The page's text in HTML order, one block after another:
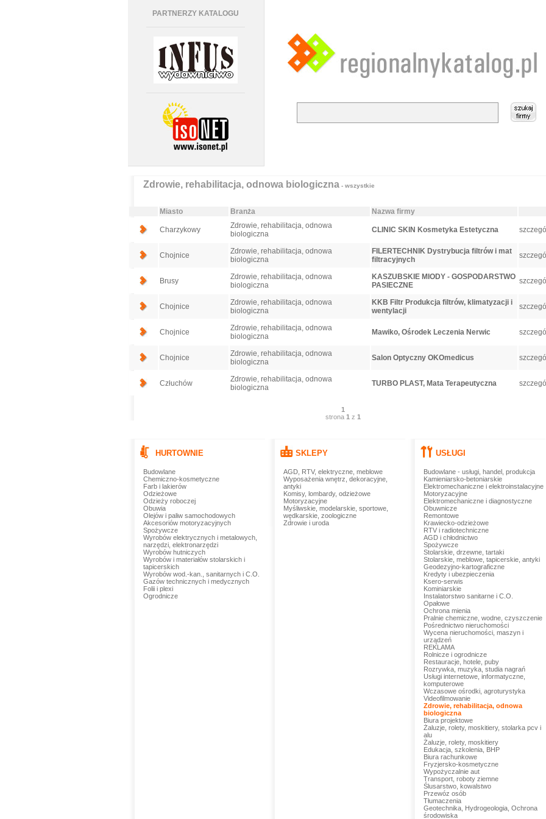
PARTNERZY KATALOGU
Zdrowie, rehabilitacja, odnowa biologiczna- wszystkie
Miasto Branża Nazwa firmy
Charzykowy
Zdrowie, rehabilitacja, odnowa
biologiczna
CLINIC SKIN Kosmetyka Estetyczna
Chojnice
Zdrowie, rehabilitacja, odnowa
biologiczna
FILERTECHNIK Dystrybucja filtrów i mat
filtracyjnych
Brusy
Zdrowie, rehabilitacja, odnowa
biologiczna
KASZUBSKIE MIODY - GOSPODARSTWO
PASIECZNE
Chojnice
Zdrowie, rehabilitacja, odnowa
biologiczna
KKB Filtr Produkcja filtrów, klimatyzacji i
wentylacji
Chojnice
Zdrowie, rehabilitacja, odnowa
biologiczna
Mawiko, Ośrodek Leczenia Nerwic
Chojnice
Zdrowie, rehabilitacja, odnowa
biologiczna
Salon Optyczny OKOmedicus
Człuchów
Zdrowie, rehabilitacja, odnowa
biologiczna
TURBO PLAST, Mata Terapeutyczna
1
strona 1 z 1
HURTOWNIE
Budowlane
Chemiczno-kosmetyczne
Farb i lakierów
Odzieżowe
Odzieży roboczej
Obuwia
Olejów i paliw samochodowych
Akcesoriów motoryzacyjnych
Spożywcze
Wyrobów elektrycznych i metalowych,
narzędzi, elektronarzędzi
Wyrobów hutniczych
Wyrobów i materiałów stolarskich i
tapicerskich
Wyrobów wod.-kan., sanitarnych i C.O.
Gazów technicznych i medycznych
Folii i plexi
Ogrodnicze
SKLEPY
AGD, RTV, elektryczne, meblowe
Wyposażenia wnętrz, dekoracyjne,
antyki
Komisy, lombardy, odzieżowe
Motoryzacyjne
Myśliwskie, modelarskie, sportowe,
wędkarskie, zoologiczne
Zdrowie i uroda
USŁUGI
Budowlane - usługi, handel, produkcja
Kamieniarsko-betoniarskie
Elektromechaniczne i elektroinstalacyjne
Motoryzacyjne
Elektromechaniczne i diagnostyczne
Obuwnicze
Remontowe
Krawiecko-odzieżowe
RTV i radiotechniczne
AGD i chłodnictwo
Spożywcze
Stolarskie, drzewne, tartaki
Stolarskie, meblowe, tapicerskie, antyki
Geodezyjno-kartograficzne
Kredyty i ubezpieczenia
Ksero-serwis
Kominiarskie
Instalatorstwo sanitarne i C.O.
Opałowe
Ochrona mienia
Pralnie chemiczne, wodne, czyszczenie
Pośrednictwo nieruchomości
Wycena nieruchomości, maszyn i
urządzeń
REKLAMA
Rolnicze i ogrodnicze
Restauracje, hotele, puby
Rozrywka, muzyka, studia nagrań
Usługi internetowe, informatyczne,
komputerowe
Wczasowe ośrodki, agroturystyka
Videofilmowanie
Zdrowie, rehabilitacja, odnowa
biologiczna
Biura projektowe
Żaluzje, rolety, moskitiery, stolarka pcv i
alu
Żaluzje, rolety, moskitiery
Edukacja, szkolenia, BHP
Biura rachunkowe
Fryzjersko-kosmetyczne
Wypożyczalnie aut
Transport, roboty ziemne
Ślusarstwo, kowalstwo
Przewóz osób
Tłumaczenia
Geotechnika, Hydrogeologia, Ochrona
środowiska